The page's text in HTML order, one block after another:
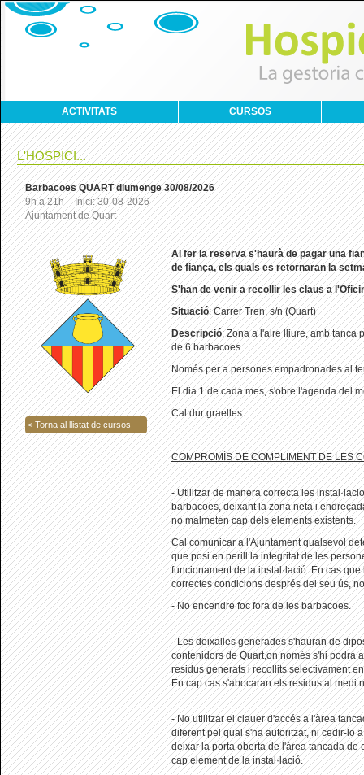
ACTIVITATS CURSOS
L'HOSPICI...
Barbacoes QUART diumenge 30/08/2026
9h a 21h _ Inici: 30-08-2026
Ajuntament de Quart
< Torna al llistat de cursos
Al fer la reserva s'haurà de pagar una
de fiança, els quals es retornaran la
S'han de venir a recollir les claus a
Situació: Carrer Tren, s/n (Quart)
Descripció: Zona a l'aire lliure, amb tanca
de 6 barbacoes.
Només per a persones empadronades al
El dia 1 de cada mes, s'obre l'agenda del
Cal dur graelles.
COMPROMÍS DE COMPLIMENT DE LES
- Utilitzar de manera correcta les
barbacoes, deixant la zona neta i
no malmeten cap dels elements existents.
Cal comunicar a l'Ajuntament qualsevol
que posi en perill la integritat de les
funcionament de la instal·lació. En cas
correctes condicions després del seu ús,
- No encendre foc fora de les barbacoes.
- Les deixalles generades s'hauran de
contenidors de Quart,on només s'hi podrà
residus generats i recollits selectivament
En cap cas s'abocaran els residus al medi
- No utilitzar el clauer d'accés a l'àrea
diferent pel qual s'ha autoritzat, ni cedir-lo
deixar la porta oberta de l'àrea tancada de
cap element de la instal·lació.